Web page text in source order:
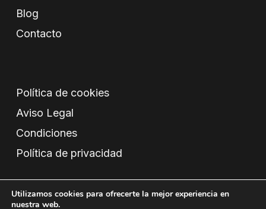
Blog
Contacto
Política de cookies
Aviso Legal
Condiciones
Política de privacidad
Utilizamos cookies para ofrecerte la mejor experiencia en
nuestra web.